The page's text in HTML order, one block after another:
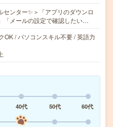
センター✨＞「アプリのダウンロ
「メールの設定で確認したい…
OK / パソコンスキル不要 / 英語力
40代 50代
60代